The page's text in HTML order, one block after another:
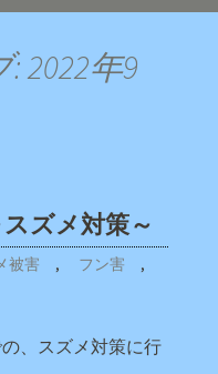
2022年9
ズメ対策～
被害 , フン害 ,
、スズメ対策に行